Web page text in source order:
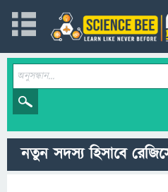
নতুন সদস্য হিসাবে